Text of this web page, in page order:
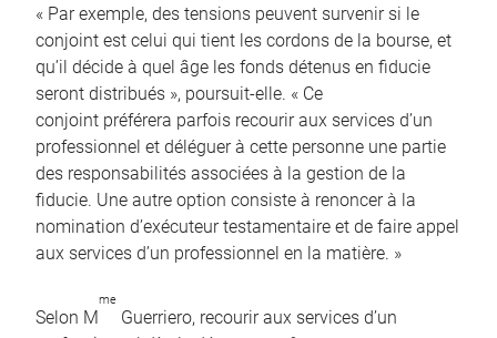
« Par exemple, des tensions peuvent survenir si le
conjoint est celui qui tient les cordons de la bourse, et
qu’il décide à quel âge les fonds détenus en fiducie
seront distribués », poursuit-elle. « Ce
conjoint préférera parfois recourir aux services d’un
professionnel et déléguer à cette personne une partie
des responsabilités associées à la gestion de la
fiducie. Une autre option consiste à renoncer à la
nomination d’exécuteur testamentaire et de faire appel
aux services d’un professionnel en la matière. »
Selon M
me
Guerriero, recourir aux services d’un